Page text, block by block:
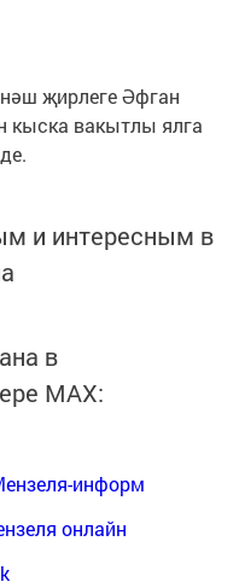
җирлеге Әфган
кыска вакытлы ялга
и интересным в
в
MАХ:
информ
онлайн